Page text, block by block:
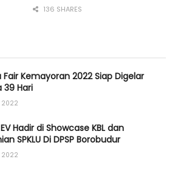
136 SHARES
Kemayoran 2022 Siap Digelar
39 Hari
2022
Hadir di Showcase KBL dan
SPKLU Di DPSP Borobudur
2022